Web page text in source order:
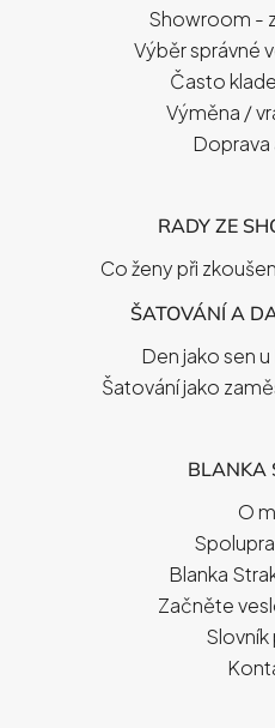
Showroom -
Výběr správné
Často
Výměna /
Doprava
RADY ZE
Co ženy při
ŠATOVÁNÍ A
Den jako sen
Šatování jako
BLANKA
O
Blanka
Začněte